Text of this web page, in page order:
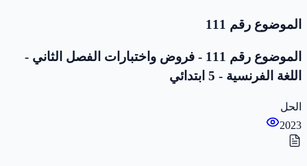
الموضوع رقم 111
الموضوع رقم 111 - فروض واختبارات الفصل الثاني -
اللغة الفرنسية - 5 ابتدائي
الحل
2023